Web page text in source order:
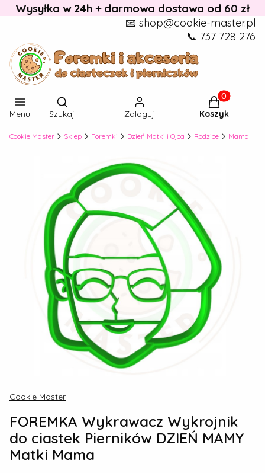
Wysyłka w 24h + darmowa dostawa od 60 zł
📧 shop@cookie-master.pl
📞 737 728 276
Menu
Otwórz wyszukiwarkę
Szukaj Zaloguj
Produkty w
Koszyk
Cookie Master Sklep Foremki Dzień Matki i Ojca Rodzice Mama
Cookie Master
FOREMKA Wykrawacz Wykrojnik
do ciastek Pierników DZIEŃ MAMY
Matki Mama